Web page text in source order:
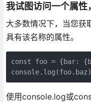
我试图访问一个属
大多数情况下，当您
具有该名称的属性。
const foo = {bar:
使用console.log或